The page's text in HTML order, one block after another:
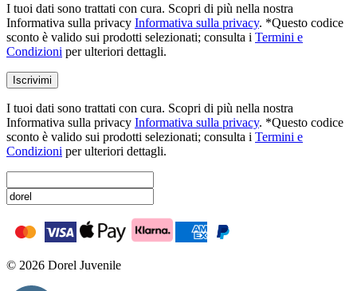
I tuoi dati sono trattati con cura. Scopri di più nella nostra
Informativa sulla privacy Informativa sulla privacy. *Questo codice
sconto è valido sui prodotti selezionati; consulta i Termini e
Condizioni per ulteriori dettagli.
Iscrivimi
I tuoi dati sono trattati con cura. Scopri di più nella nostra
Informativa sulla privacy Informativa sulla privacy. *Questo codice
sconto è valido sui prodotti selezionati; consulta i Termini e
Condizioni per ulteriori dettagli.
© 2026 Dorel Juvenile